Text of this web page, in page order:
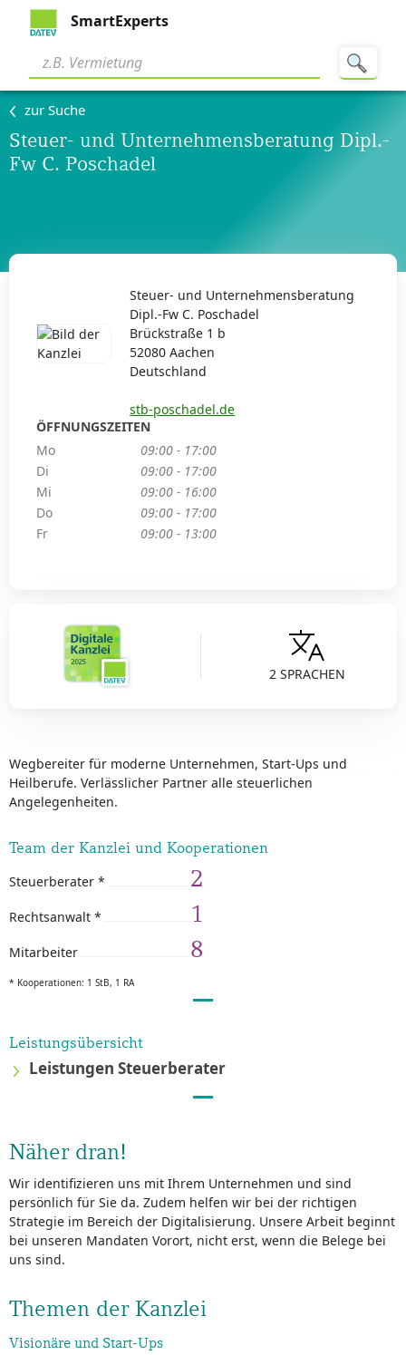
SmartExperts
zur Suche
Steuer- und Unternehmensberatung Dipl.-
Fw C. Poschadel
2 SPRACHEN
Wegbereiter für moderne Unternehmen, Start-Ups und
Heilberufe. Verlässlicher Partner alle steuerlichen
Angelegenheiten.
Team der Kanzlei und Kooperationen
Steuerberater * 2
Rechtsanwalt * 1
Mitarbeiter 8
* Kooperationen: 1 StB, 1 RA
Leistungsübersicht
Leistungen Steuerberater
Näher dran!
Wir identifizieren uns mit Ihrem Unternehmen und sind
persönlich für Sie da. Zudem helfen wir bei der richtigen
Strategie im Bereich der Digitalisierung. Unsere Arbeit beginnt
bei unseren Mandaten Vorort, nicht erst, wenn die Belege bei
uns sind.
Themen der Kanzlei
Visionäre und Start-Ups
Steuer- und Unternehmensberatung
Dipl.-Fw C. Poschadel
Brückstraße 1 b
52080 Aachen
Deutschland
stb-poschadel.de
ÖFFNUNGSZEITEN
Mo
09:00 - 17:00
Di
09:00 - 17:00
Mi
09:00 - 16:00
Do
09:00 - 17:00
Fr
09:00 - 13:00